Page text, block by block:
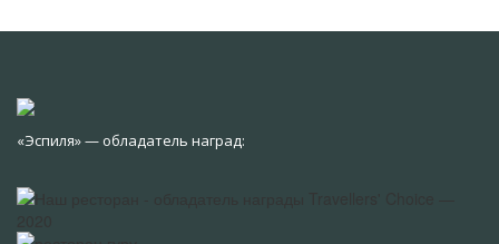
«Эспиля» — обладатель наград: